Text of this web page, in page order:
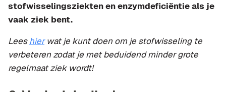
stofwisselingsziekten en enzymdeficiëntie als je
vaak ziek bent.
Leeshierwat je kunt doen om je stofwisseling te
verbeteren zodat je met beduidend minder grote
regelmaat ziek wordt!